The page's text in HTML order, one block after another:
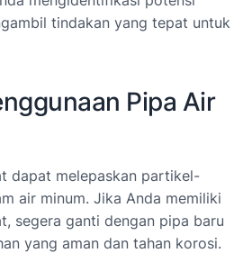
tindakan yang tepat untuk
Pipa Air
dapat melepaskan partikel-
air minum. Jika Anda memiliki
segera ganti dengan pipa baru
yang aman dan tahan korosi.